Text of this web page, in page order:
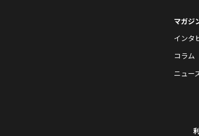
マガジ
インタ
コラム
ニュー